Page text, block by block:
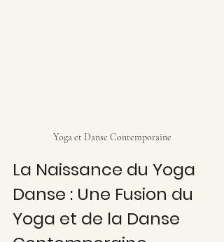
Yoga et Danse Contemporaine
La Naissance du Yoga
Danse : Une Fusion du
Yoga et de la Danse